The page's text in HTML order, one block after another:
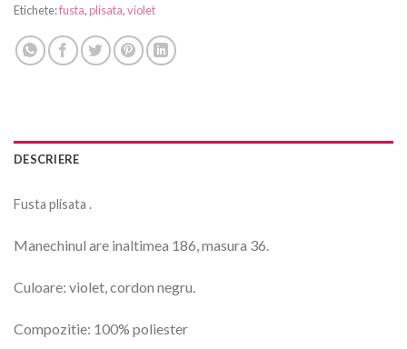
Etichete:fusta,plisata,violet
DESCRIERE
Fusta plisata .
Manechinul are inaltimea 186, masura 36.
Culoare: violet, cordon negru.
Compozitie: 100% poliester